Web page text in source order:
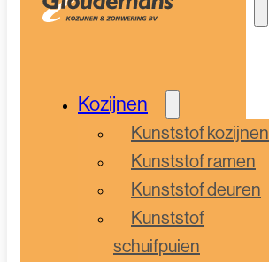
Kozijnen
Kunststof kozijnen
Kunststof ramen
Kunststof deuren
Kunststof
schuifpuien